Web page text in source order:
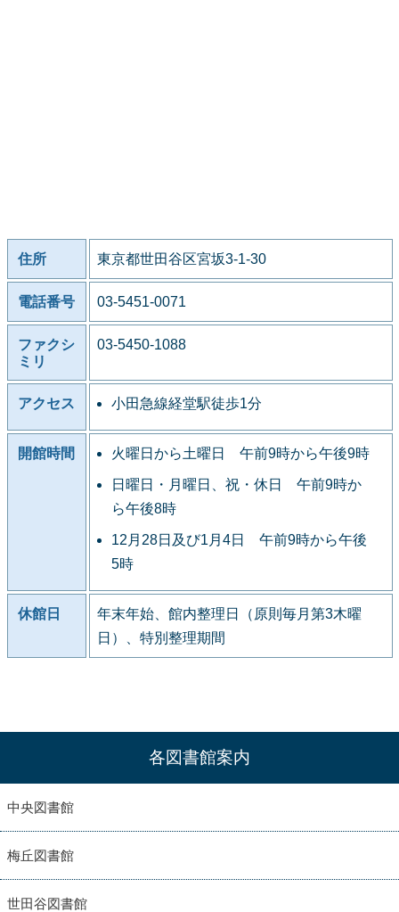
住所 東京都世田谷区宮坂3-1-30
電話番号 03-5451-0071
ファクシ
ミリ
03-5450-1088
アクセス 小田急線経堂駅徒歩1分
開館時間 火曜日から土曜日 午前9時から午後9時
日曜日・月曜日、祝・休日 午前9時か
ら午後8時
12月28日及び1月4日 午前9時から午後
5時
休館日
年末年始、館内整理日（原則毎月第3木曜
日）、特別整理期間
各図書館案内
中央図書館
梅丘図書館
世田谷図書館